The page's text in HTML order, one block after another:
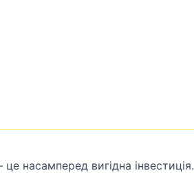
насамперед вигідна інвестиція.